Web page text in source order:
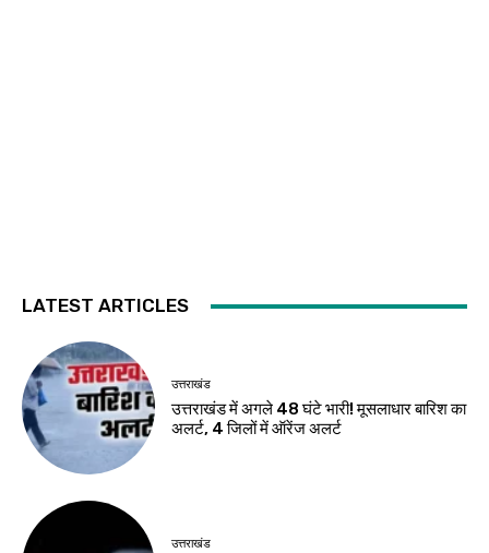
LATEST ARTICLES
उत्तराखंड
उत्तराखंड में अगले 48 घंटे भारी! मूसलाधार बारिश का
अलर्ट, 4 जिलों में ऑरेंज अलर्ट
उत्तराखंड